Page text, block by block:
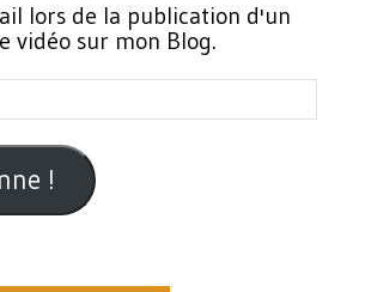
lors de la publication d'un
vidéo sur mon Blog.
!